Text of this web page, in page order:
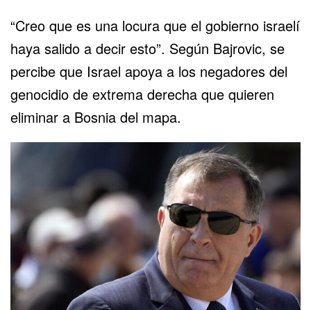
“Creo que es una locura que el gobierno israelí
haya salido a decir esto”. Según Bajrovic, se
percibe que Israel apoya a los negadores del
genocidio de extrema derecha que quieren
eliminar a Bosnia del mapa.